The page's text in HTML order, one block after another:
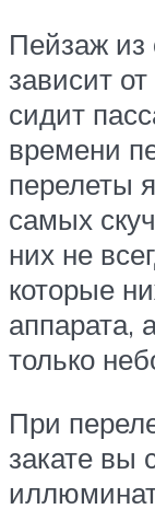
Пейзаж из
зависит
сидит
времени
перелеты
самых
них не
которые
аппарата,
только
При
закате вы